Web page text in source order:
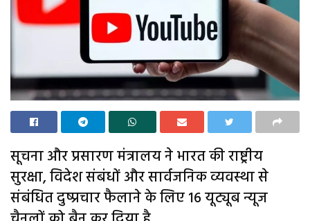
सूचना और प्रसारण मंत्रालय ने भारत की राष्ट्रीय
सुरक्षा, विदेश संबंधों और सार्वजनिक व्यवस्था से
संबंधित दुष्प्रचार फैलाने के लिए 16 यूट्यूब न्यूज